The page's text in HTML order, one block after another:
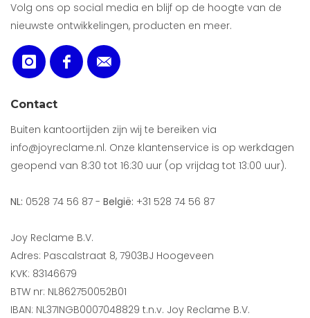
Volg ons op social media en blijf op de hoogte van de
nieuwste ontwikkelingen, producten en meer.
Contact
Buiten kantoortijden zijn wij te bereiken via
info@joyreclame.nl. Onze klantenservice is op werkdagen
geopend van 8:30 tot 16:30 uur (op vrijdag tot 13:00 uur).
NL: 0528 74 56 87 - België: +31 528 74 56 87
Joy Reclame B.V.
Adres: Pascalstraat 8, 7903BJ Hoogeveen
KVK: 83146679
BTW nr: NL862750052B01
IBAN: NL37INGB0007048829 t.n.v. Joy Reclame B.V.